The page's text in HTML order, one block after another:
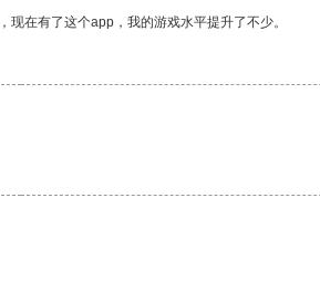
在有了这个app，我的游戏水平提升了不少。